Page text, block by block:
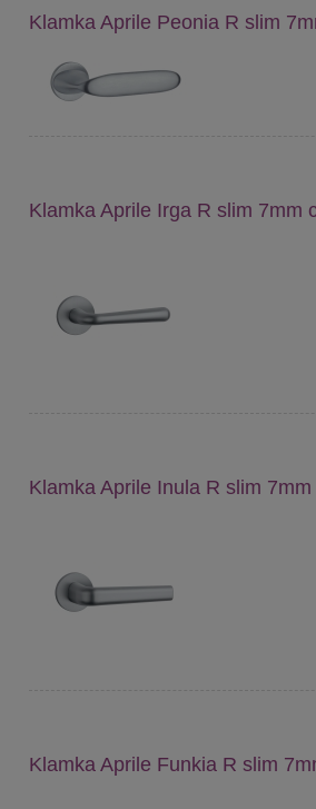
Klamka Aprile Peonia R slim
Klamka Aprile Irga R slim 7mm
Klamka Aprile Inula R slim
Klamka Aprile Funkia R slim